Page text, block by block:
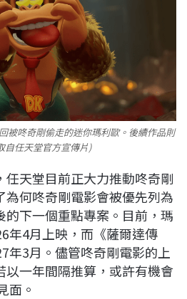
被咚奇剛偷走的迷你瑪利歐。後續作品則
自任天堂官方宣傳片)
任天堂目前正大力推動咚奇剛
為何咚奇剛電影會被優先列為
的下一個重點專案。目前，瑪
年4月上映，而《薩爾達傳
年3月。儘管咚奇剛電影的上
以一年間隔推算，或許有機會
面。